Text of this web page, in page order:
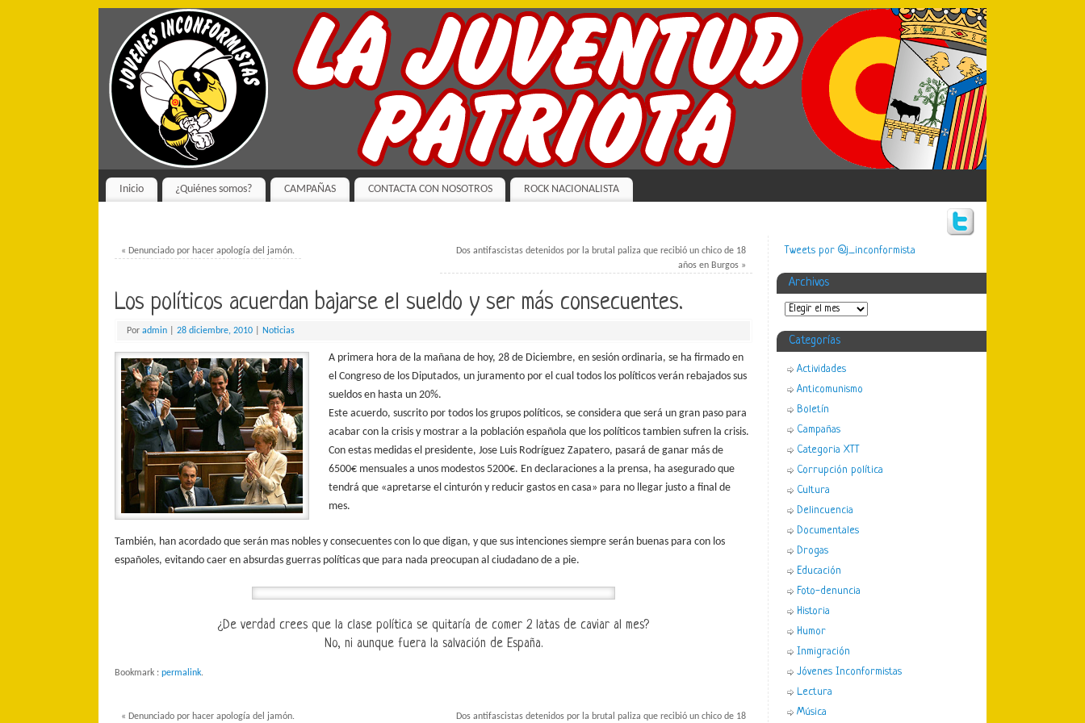
Inicio ¿Quiénes somos? CAMPAÑAS CONTACTA CON NOSOTROS ROCK NACIONALISTA
« Denunciado por hacer apología del jamón.
Dos antifascistas detenidos por la brutal paliza que recibió un chico de 18
años en Burgos »
Los políticos acuerdan bajarse el sueldo y ser más consecuentes.
Por admin 28 diciembre, 2010 Noticias
A primera hora de la mañana de hoy, 28 de Diciembre, en sesión ordinaria, se ha firmado en
el Congreso de los Diputados, un juramento por el cual todos los políticos verán rebajados sus
sueldos en hasta un 20%.
Este acuerdo, suscrito por todos los grupos políticos, se considera que será un gran paso para
acabar con la crisis y mostrar a la población española que los políticos tambien sufren la crisis.
Con estas medidas el presidente, Jose Luis Rodríguez Zapatero, pasará de ganar más de
6500€ mensuales a unos modestos 5200€. En declaraciones a la prensa, ha asegurado que
tendrá que «apretarse el cinturón y reducir gastos en casa» para no llegar justo a final de
mes.
También, han acordado que serán mas nobles y consecuentes con lo que digan, y que sus intenciones siempre serán buenas para con los
españoles, evitando caer en absurdas guerras políticas que para nada preocupan al ciudadano de a pie.
¿De verdad crees que la clase política se quitaría de comer 2 latas de caviar al mes?
No, ni aunque fuera la salvación de España.
Bookmark : permalink.
« Denunciado por hacer apología del jamón. Dos antifascistas detenidos por la brutal paliza que recibió un chico de 18
Tweets por @j_inconformista
Archivos
Categorías
Actividades
Anticomunismo
Boletín
Campañas
Categoria XTT
Corrupción política
Cultura
Delincuencia
Documentales
Drogas
Educación
Foto-denuncia
Historia
Humor
Inmigración
Jóvenes Inconformistas
Lectura
Música